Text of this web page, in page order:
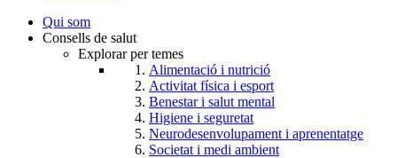
User
account
Qui som
Consells de salut
Explorar per temes
Alimentació i nutrició
Activitat física i esport
Benestar i salut mental
Higiene i seguretat
Neurodesenvolupament i aprenentatge
Societat i medi ambient